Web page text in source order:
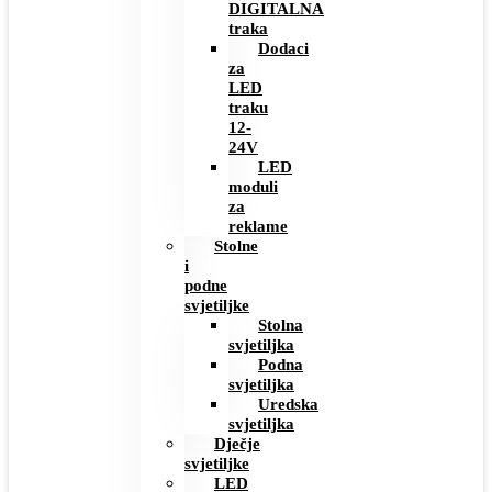
DIGITALNA
traka
Dodaci
za
LED
traku
12-
24V
LED
moduli
za
reklame
Stolne
i
podne
svjetiljke
Stolna
svjetiljka
Podna
svjetiljka
Uredska
svjetiljka
Dječje
svjetiljke
LED